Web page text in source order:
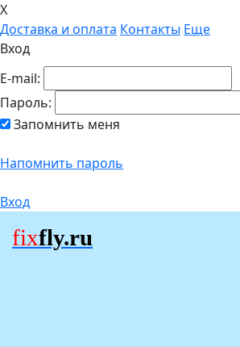
X
Доставка и оплата Контакты Еще
Вход
E-mail:
Пароль:
Запомнить меня
Напомнить пароль
Вход
fixfly.ru